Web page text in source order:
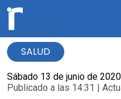
SALUD
Sábado 13 de junio de 2020
Publicado a las 14:31 |